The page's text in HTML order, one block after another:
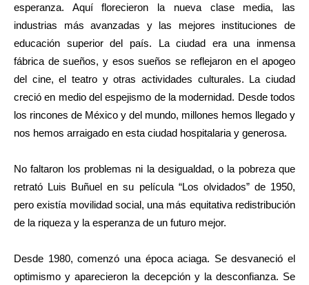
esperanza. Aquí florecieron la nueva clase media, las
industrias más avanzadas y las mejores instituciones de
educación superior del país. La ciudad era una inmensa
fábrica de sueños, y esos sueños se reflejaron en el apogeo
del cine, el teatro y otras actividades culturales. La ciudad
creció en medio del espejismo de la modernidad. Desde todos
los rincones de México y del mundo, millones hemos llegado y
nos hemos arraigado en esta ciudad hospitalaria y generosa.
No faltaron los problemas ni la desigualdad, o la pobreza que
retrató Luis Buñuel en su película “Los olvidados” de 1950,
pero existía movilidad social, una más equitativa redistribución
de la riqueza y la esperanza de un futuro mejor.
Desde 1980, comenzó una época aciaga. Se desvaneció el
optimismo y aparecieron la decepción y la desconfianza. Se